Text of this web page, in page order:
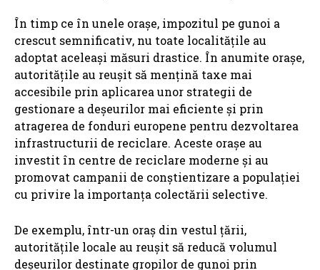
În timp ce în unele orașe, impozitul pe gunoi a
crescut semnificativ, nu toate localitățile au
adoptat aceleași măsuri drastice. În anumite orașe,
autoritățile au reușit să mențină taxe mai
accesibile prin aplicarea unor strategii de
gestionare a deșeurilor mai eficiente și prin
atragerea de fonduri europene pentru dezvoltarea
infrastructurii de reciclare. Aceste orașe au
investit în centre de reciclare moderne și au
promovat campanii de conștientizare a populației
cu privire la importanța colectării selective.
De exemplu, într-un oraș din vestul țării,
autoritățile locale au reușit să reducă volumul
deșeurilor destinate gropilor de gunoi prin